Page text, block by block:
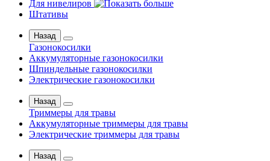
Для нивелиров
Штативы
Назад
Газонокосилки
Аккумуляторные газонокосилки
Шпиндельные газонокосилки
Электрические газонокосилки
Назад
Триммеры для травы
Аккумуляторные триммеры для травы
Электрические триммеры для травы
Назад